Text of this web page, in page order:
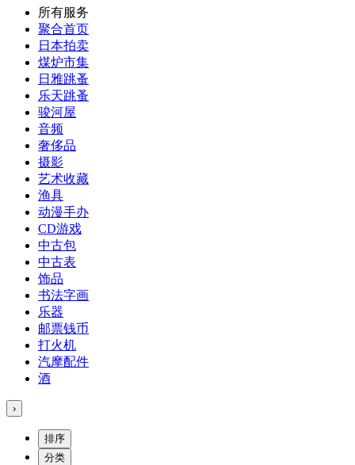
所有服务
聚合首页
日本拍卖
煤炉市集
日雅跳蚤
乐天跳蚤
骏河屋
音频
奢侈品
摄影
艺术收藏
渔具
动漫手办
CD游戏
中古包
中古表
饰品
书法字画
乐器
邮票钱币
打火机
汽摩配件
酒
›
排序
分类